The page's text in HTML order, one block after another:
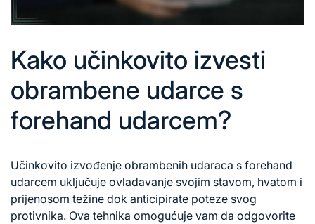
Kako učinkovito izvesti
obrambene udarce s
forehand udarcem?
Učinkovito izvođenje obrambenih udaraca s forehand
udarcem uključuje ovladavanje svojim stavom, hvatom i
prijenosom težine dok anticipirate poteze svog
protivnika. Ova tehnika omogućuje vam da odgovorite